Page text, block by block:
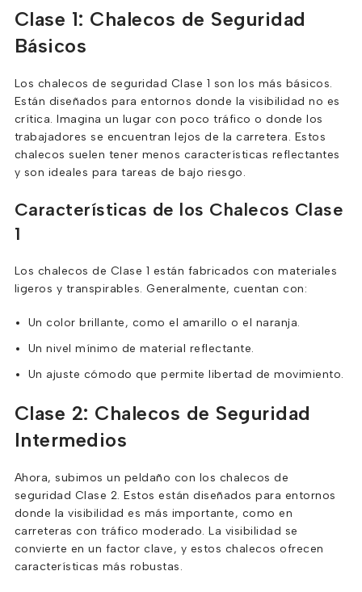
Clase 1: Chalecos de Seguridad
Básicos
Los chalecos de seguridad Clase 1 son los más básicos.
Están diseñados para entornos donde la visibilidad no es
crítica. Imagina un lugar con poco tráfico o donde los
trabajadores se encuentran lejos de la carretera. Estos
chalecos suelen tener menos características reflectantes
y son ideales para tareas de bajo riesgo.
Características de los Chalecos Clase
1
Los chalecos de Clase 1 están fabricados con materiales
ligeros y transpirables. Generalmente, cuentan con:
Un color brillante, como el amarillo o el naranja.
Un nivel mínimo de material reflectante.
Un ajuste cómodo que permite libertad de movimiento.
Clase 2: Chalecos de Seguridad
Intermedios
Ahora, subimos un peldaño con los chalecos de
seguridad Clase 2. Estos están diseñados para entornos
donde la visibilidad es más importante, como en
carreteras con tráfico moderado. La visibilidad se
convierte en un factor clave, y estos chalecos ofrecen
características más robustas.